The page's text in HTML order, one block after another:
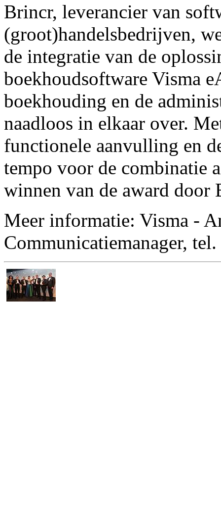
Brincr, leverancier van
(groot)handelsbedrijven,
de integratie van de
boekhoudsoftware Visma
boekhouding en de
naadloos in elkaar over.
functionele aanvulling en
tempo voor de combinatie
winnen van de award door
Meer informatie: Visma -
Communicatiemanager,